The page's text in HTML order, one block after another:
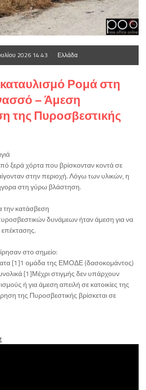
2026 14:43 Ελλάδα
Ρομά στη
– Άμεση
της Πυροσβεστικής
ξερά χόρτα που βρίσκονταν κοντά σε
στην περιοχή. Λόγω των υλικών, η
στη γύρω βλάστηση.
την κατάσβεση
δυνάμεων ήταν άμεση για να
στο σημείο:
[1]1 ομάδα της ΕΜΟΔΕ (δασοκομάντος)
[1]Μέχρι στιγμής δεν υπάρχουν
ή για άμεση απειλή σε κατοικίες της
της Πυροσβεστικής βρίσκεται σε